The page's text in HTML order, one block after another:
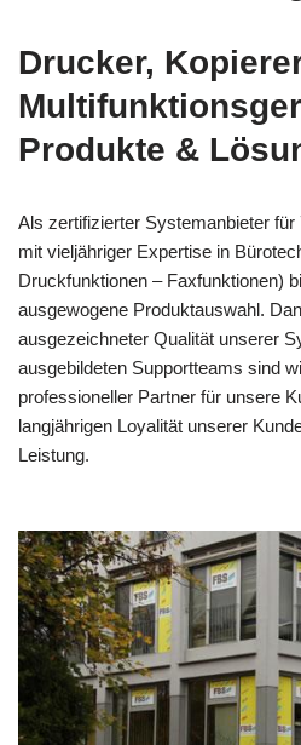
Drucker,
Produkte &
Als zertifizierter Systemanbieter
mit vieljähriger Expertise in
Druckfunktionen – Faxfunktionen)
ausgewogene Produktauswahl.
ausgezeichneter Qualität unserer
ausgebildeten Supportteams sind
professioneller Partner für unsere
langjährigen Loyalität unserer
Leistung.